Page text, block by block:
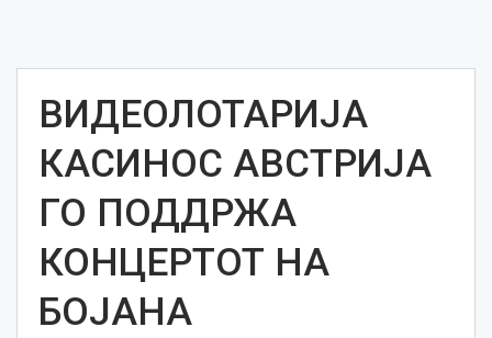
ВИДЕОЛОТАРИЈА
КАСИНОС АВСТРИЈА
ГО ПОДДРЖА
КОНЦЕРТОТ НА
БОЈАНА